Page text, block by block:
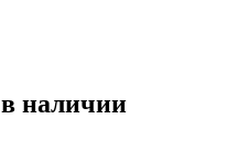
в наличии